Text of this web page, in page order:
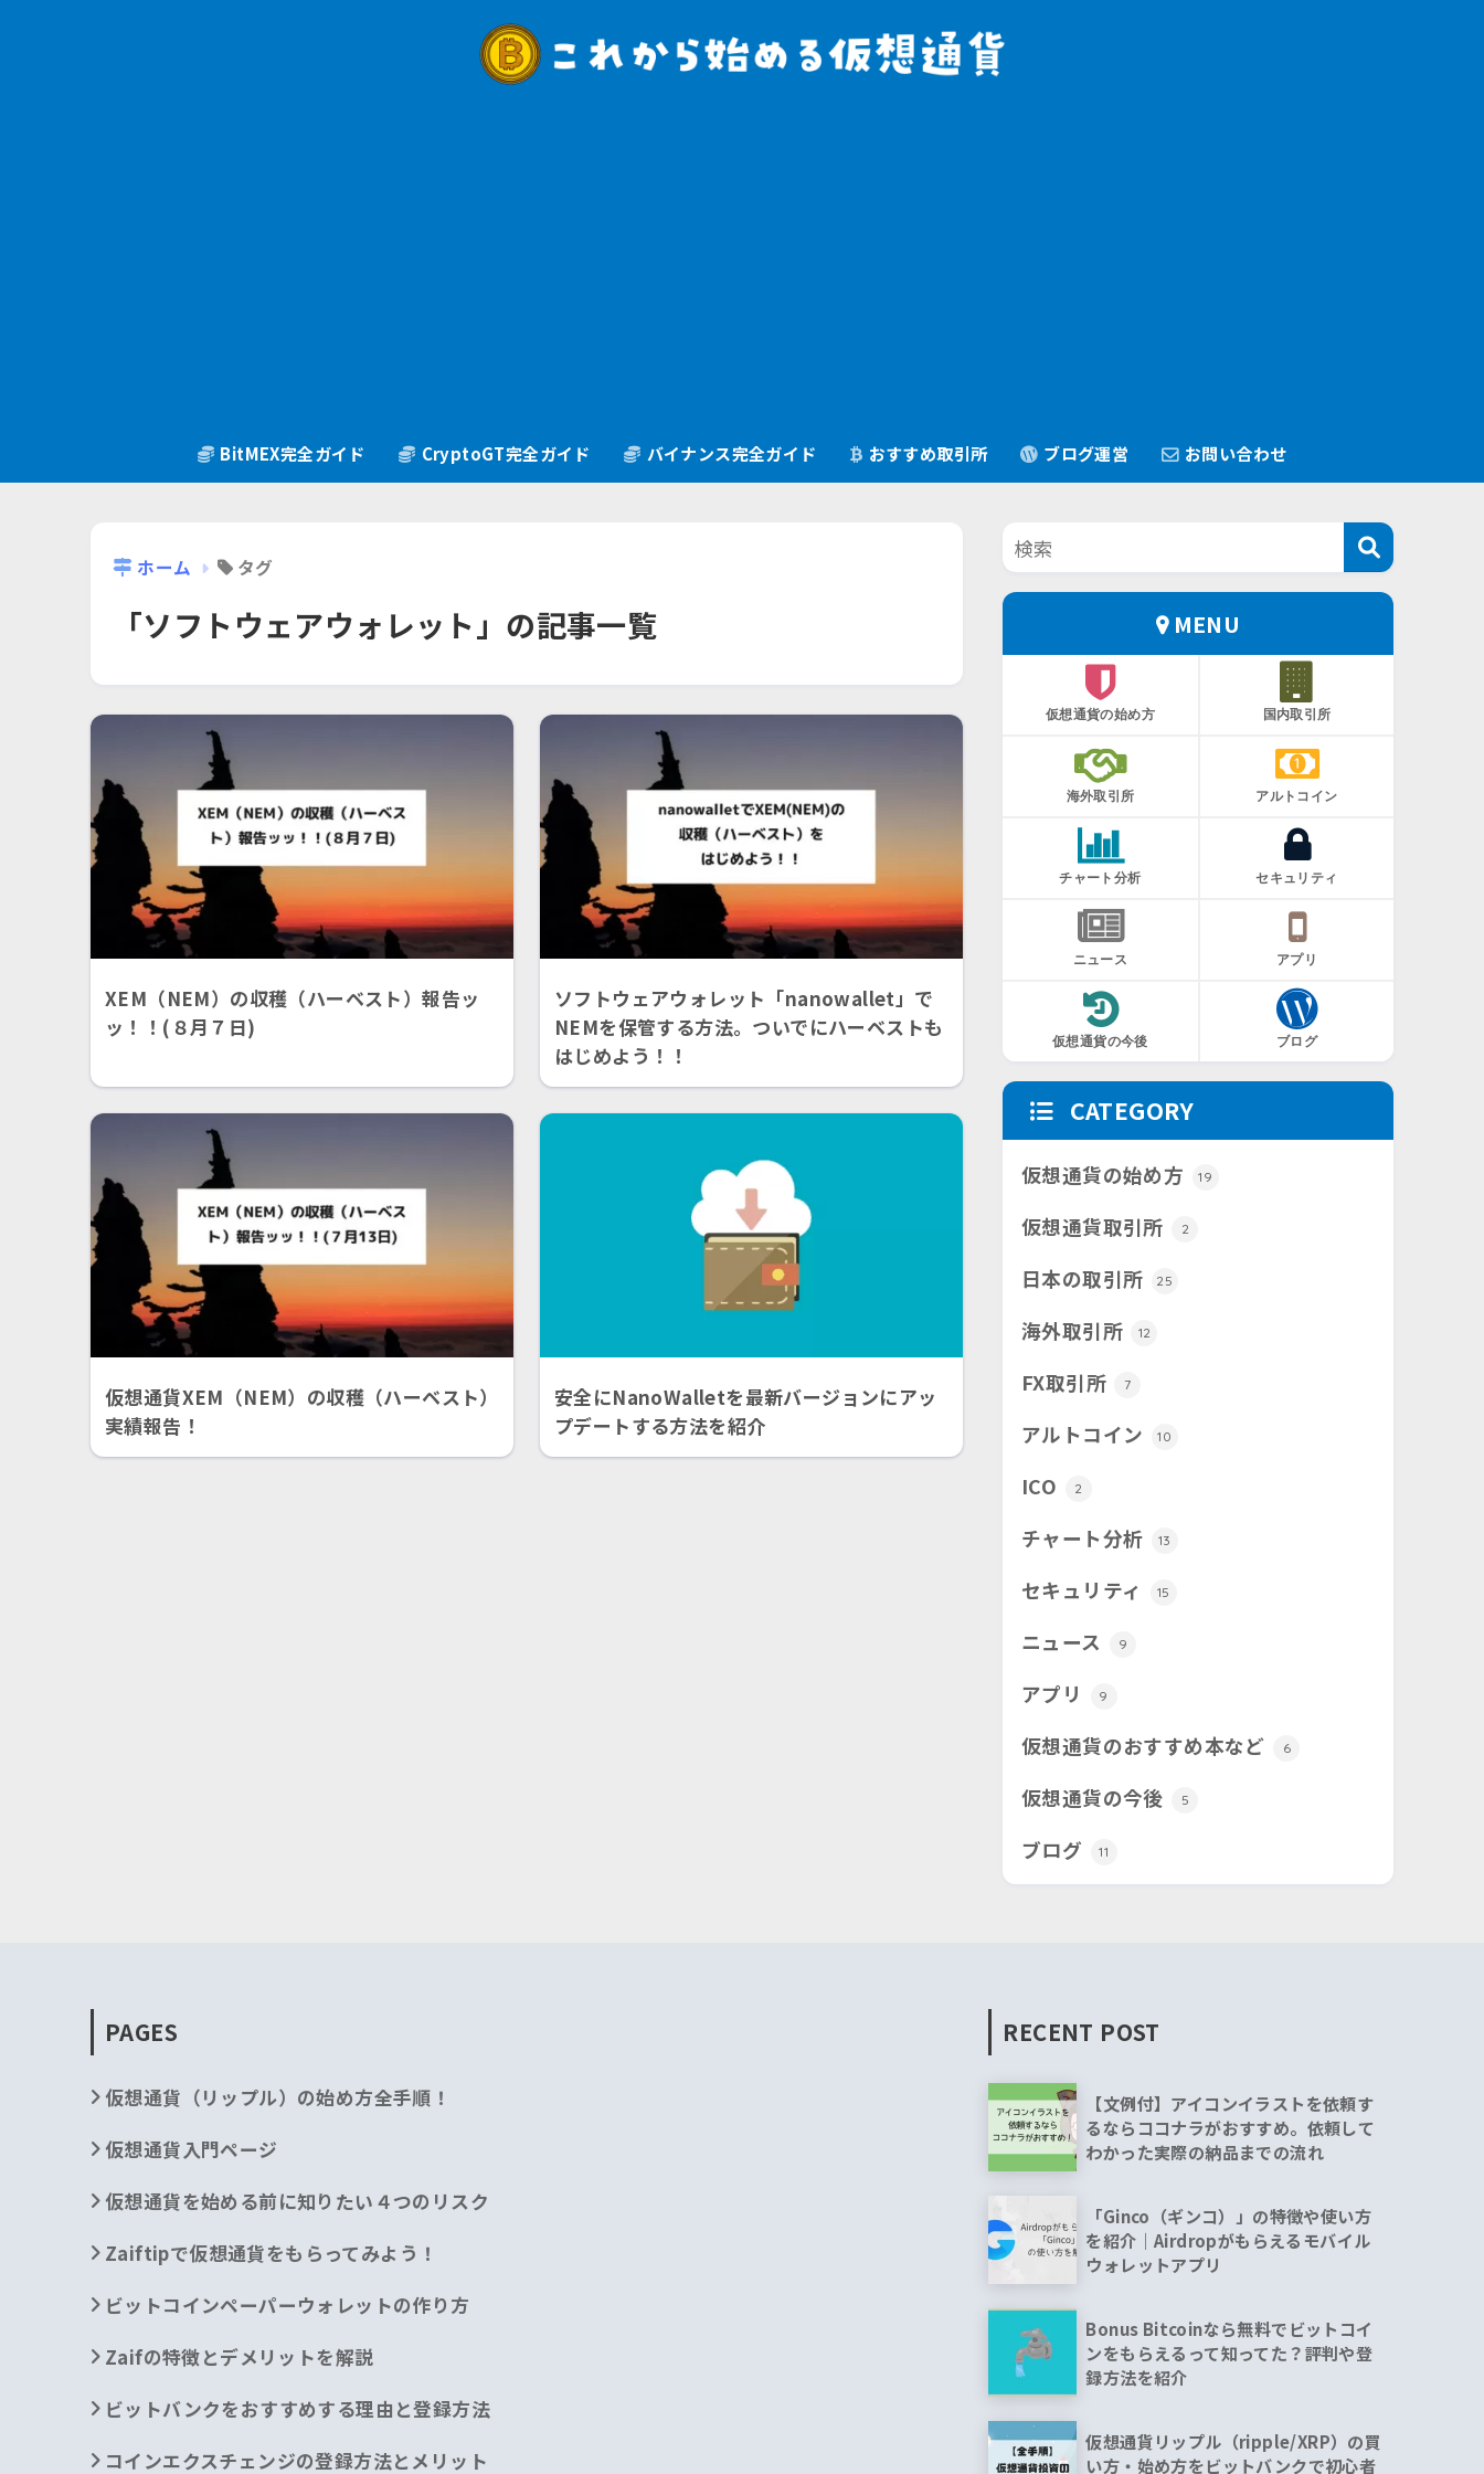
BitMEX完全ガイド CryptoGT完全ガイド バイナンス完全ガイド おすすめ取引所 ブログ運営 お問い合わせ
ホーム タグ
「ソフトウェアウォレット」の記事一覧
XEM（NEM）の収穫（ハーベスト）報告ッ
ッ！！(８月７日)
ソフトウェアウォレット「nanowallet」で
NEMを保管する方法。ついでにハーベストも
はじめよう！！
仮想通貨XEM（NEM）の収穫（ハーベスト）
実績報告！
安全にNanoWalletを最新バージョンにアッ
プデートする方法を紹介
MENU
仮想通貨の始め方 国内取引所
海外取引所 アルトコイン
チャート分析 セキュリティ
ニュース アプリ
仮想通貨の今後 ブログ
CATEGORY
仮想通貨の始め方 19
仮想通貨取引所 2
日本の取引所 25
海外取引所 12
FX取引所 7
アルトコイン 10
ICO 2
チャート分析 13
セキュリティ 15
ニュース 9
アプリ 9
仮想通貨のおすすめ本など 6
仮想通貨の今後 5
ブログ 11
PAGES
仮想通貨（リップル）の始め方全手順！
仮想通貨入門ページ
仮想通貨を始める前に知りたい４つのリスク
Zaiftipで仮想通貨をもらってみよう！
ビットコインペーパーウォレットの作り方
Zaifの特徴とデメリットを解説
ビットバンクをおすすめする理由と登録方法
コインエクスチェンジの登録方法とメリット
RECENT POST
【文例付】アイコンイラストを依頼す
るならココナラがおすすめ。依頼して
わかった実際の納品までの流れ
「Ginco（ギンコ）」の特徴や使い方
を紹介｜Airdropがもらえるモバイル
ウォレットアプリ
Bonus Bitcoinなら無料でビットコイ
ンをもらえるって知ってた？評判や登
録方法を紹介
仮想通貨リップル（ripple/XRP）の買
い方・始め方をビットバンクで初心者